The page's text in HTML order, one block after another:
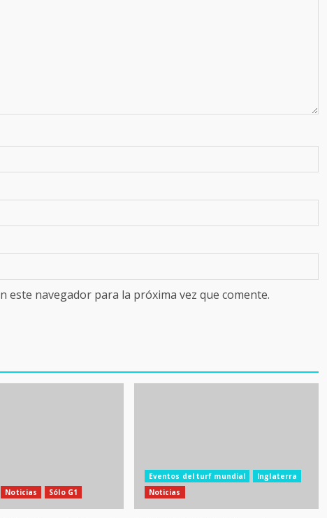
este navegador para la próxima vez que comente.
Noticias Sólo G1
Eventos del turf mundial
Inglaterra
Noticias